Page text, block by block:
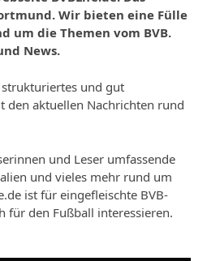
Wir bieten eine Fülle
um die Themen vom BVB.
News.
und gut
den aktuellen Nachrichten rund
und Leser umfassende
und vieles mehr rund um
ist für eingefleischte BVB-
für den Fußball interessieren.